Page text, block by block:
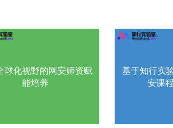
球化视野的网安师资赋
能培养
基于知行实
安课